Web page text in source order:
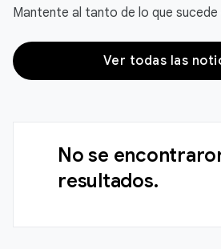
Mantente al tanto de lo que sucede
Ver todas las
No se
resultados.